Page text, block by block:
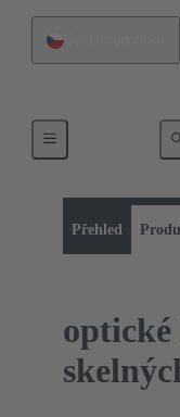
Přehled
Optické kabely
optické